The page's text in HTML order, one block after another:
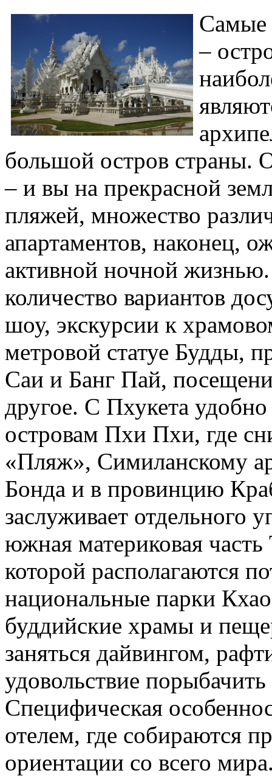
Самые
–
большой остров страны.
– и вы на прекрасной
пляжей, множество
апартаментов, наконец,
активной ночной
количество вариантов
шоу, экскурсии к
метровой статуе Будды,
Саи и Банг Пай,
другое. С Пхукета
островам Пхи Пхи, где
«Пляж», Симиланскому
Бонда и в провинцию
заслуживает отдельного
южная материковая
которой располагаются
национальные парки
буддийские храмы и
заняться дайвингом,
удовольствие
Специфическая
отелем, где собираются
ориентации со всего